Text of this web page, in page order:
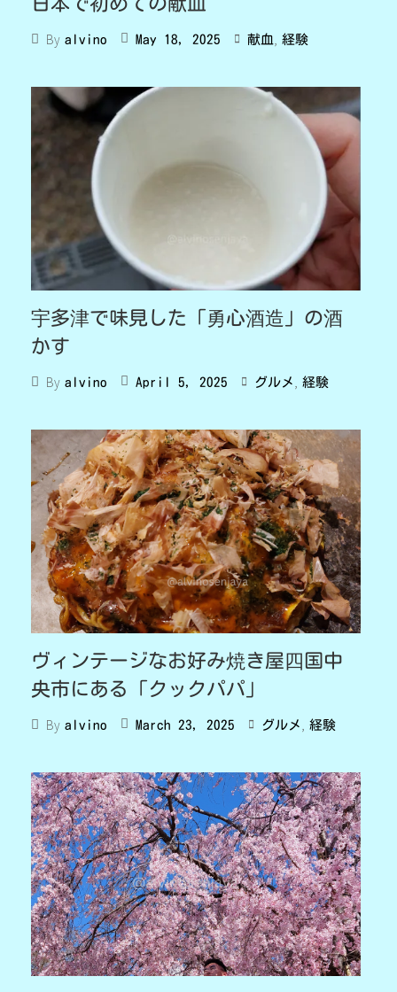
By alvino May 18, 2025 献血, 経験
宇多津で味見した「勇心酒造」の酒
かす
By alvino April 5, 2025 グルメ , 経験
ヴィンテージなお好み焼き屋四国中
央市にある「クックパパ」
By alvino March 23, 2025 グルメ , 経験